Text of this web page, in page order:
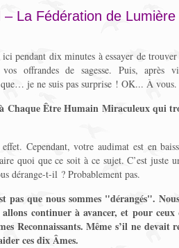
– La Fédération de
pendant dix minutes à essayer de
offrandes de sagesse. Puis, après
je ne suis pas surprise ! OK... À vous.
Chaque Être Humain Miraculeux qui
Cependant, votre audimat est en
quoi que ce soit à ce sujet. C’est juste
dérange-t-il ? Probablement pas.
pas que nous sommes "dérangés".
continuer à avancer, et pour
Reconnaissants. Même s’il ne
ces dix Âmes.